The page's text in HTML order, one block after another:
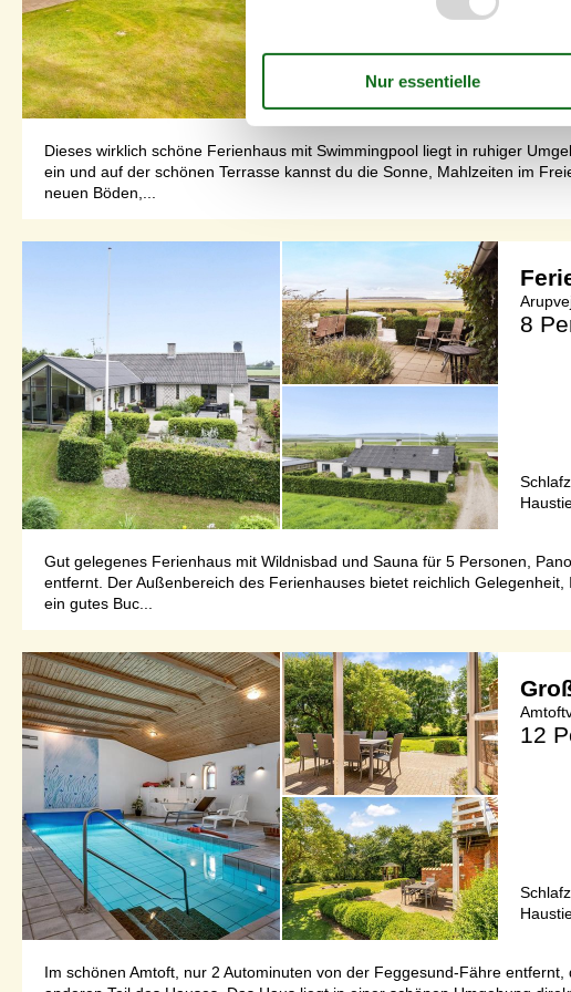
Dieses wirklich schöne Ferienhaus mit Swimmingpool liegt in ruhiger
ein und auf der schönen Terrasse kannst du die Sonne, Mahlzeiten im
neuen Böden,...
8
Gut gelegenes Ferienhaus mit Wildnisbad und Sauna für 5 Personen,
entfernt. Der Außenbereich des Ferienhauses bietet reichlich
ein gutes Buc...
12
Im schönen Amtoft, nur 2 Autominuten von der Feggesund-Fähre